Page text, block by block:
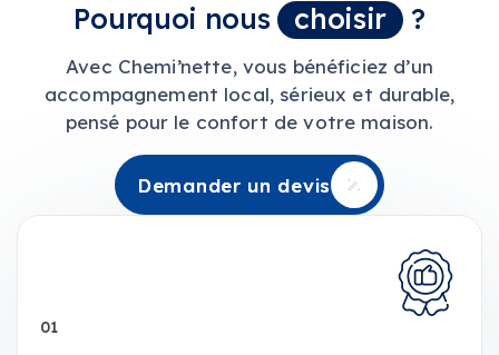
Pourquoi nous choisir ?
01
Avec Chemi’nette, vous bénéficiez d’un
accompagnement local, sérieux et durable,
pensé pour le confort de votre maison.
Demander un devis
Demander un devis